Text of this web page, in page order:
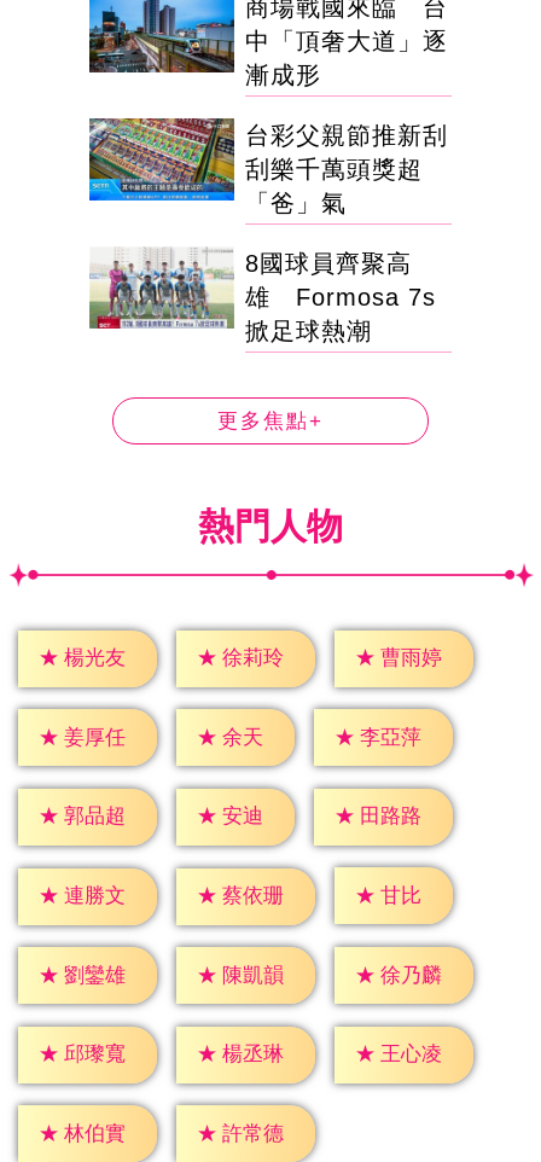
商場戰國來臨 台
中「頂奢大道」逐
漸成形
台彩父親節推新刮
刮樂千萬頭獎超
「爸」氣
8國球員齊聚高
雄 Formosa 7s
掀足球熱潮
更多焦點+
熱門人物
★ 楊光友 ★ 徐莉玲 ★ 曹雨婷
★ 姜厚任 ★ 余天 ★ 李亞萍
★ 郭品超 ★ 安迪 ★ 田路路
★ 連勝文 ★ 蔡依珊 ★ 甘比
★ 劉鑾雄 ★ 陳凱韻 ★ 徐乃麟
★ 邱瓈寬 ★ 楊丞琳 ★ 王心凌
★ 林伯實 ★ 許常德